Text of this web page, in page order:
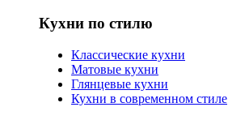
Кухни по стилю
Классические кухни
Матовые кухни
Глянцевые кухни
Кухни в современном стиле